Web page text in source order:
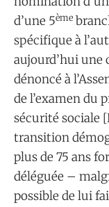
d’une 5ème
spécifique à
aujourd’hui une
dénoncé à
de l’examen du
sécurité sociale
transition
plus de 75 ans
déléguée –
possible de lui